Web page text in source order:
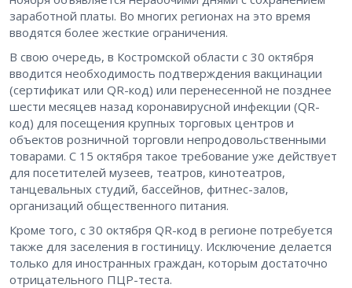
заработной платы. Во многих регионах на это время
вводятся более жесткие ограничения.
В свою очередь, в Костромской области с 30 октября
вводится необходимость подтверждения вакцинации
(сертификат или QR-код) или перенесенной не позднее
шести месяцев назад коронавирусной инфекции (QR-
код) для посещения крупных торговых центров и
объектов розничной торговли непродовольственными
товарами. С 15 октября такое требование уже действует
для посетителей музеев, театров, кинотеатров,
танцевальных студий, бассейнов, фитнес-залов,
организаций общественного питания.
Кроме того, с 30 октября QR-код в регионе потребуется
также для заселения в гостиницу. Исключение делается
только для иностранных граждан, которым достаточно
отрицательного ПЦР-теста.